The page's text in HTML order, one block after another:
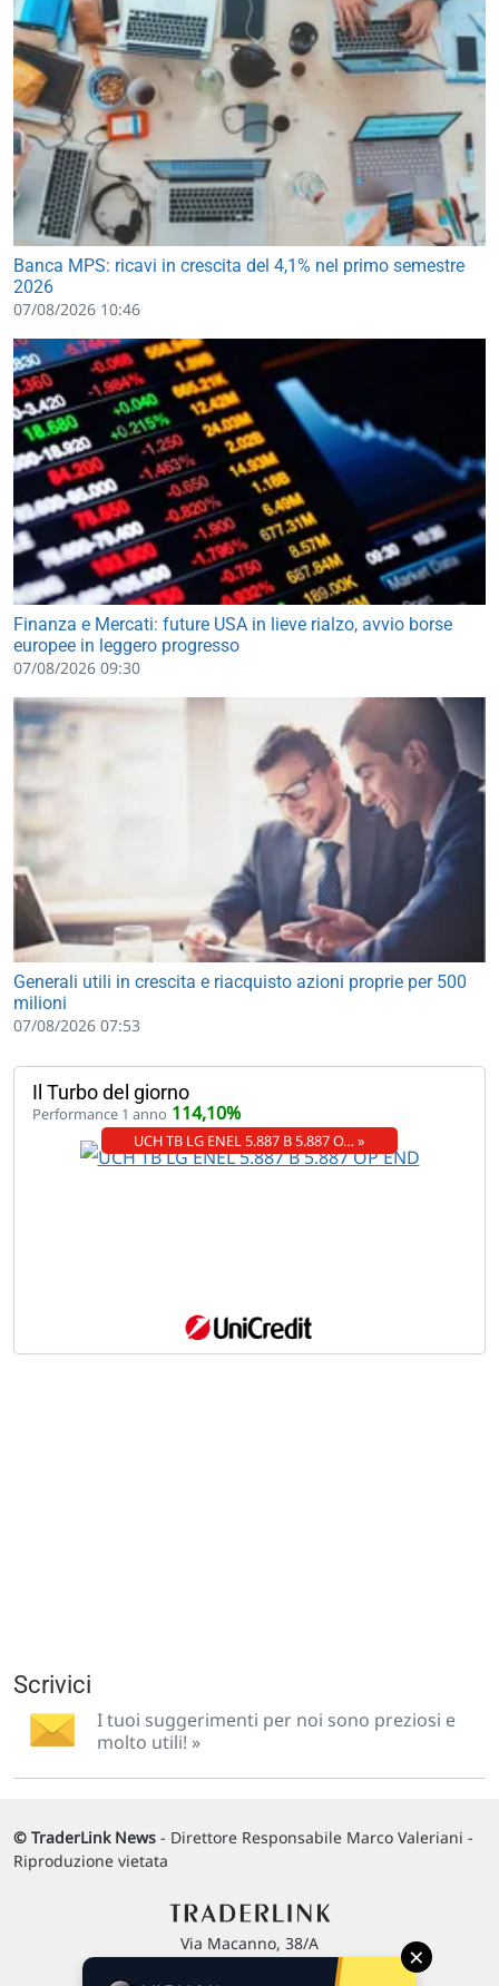
Banca MPS: ricavi in crescita del 4,1% nel primo semestre
2026
07/08/2026 10:46
Finanza e Mercati: future USA in lieve rialzo, avvio borse
europee in leggero progresso
07/08/2026 09:30
Generali utili in crescita e riacquisto azioni proprie per 500
milioni
07/08/2026 07:53
Il Turbo del giorno
Performance 1 anno 114,10%
UCH TB LG ENEL 5.887 B 5.887 O… »
Scrivici
I tuoi suggerimenti per noi sono preziosi e
molto utili! »
© TraderLink News - Direttore Responsabile Marco Valeriani -
Riproduzione vietata
Via Macanno, 38/A
×